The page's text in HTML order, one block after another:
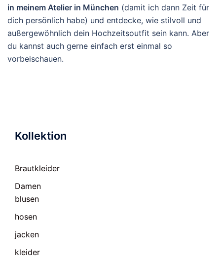
in meinem Atelier in München (damit ich dann Zeit für
dich persönlich habe) und entdecke, wie stilvoll und
außergewöhnlich dein Hochzeitsoutfit sein kann. Aber
du kannst auch gerne einfach erst einmal so
vorbeischauen.
Kollektion
Brautkleider
Damen
blusen
hosen
jacken
kleider